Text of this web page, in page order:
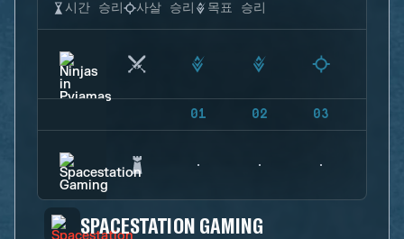
시간 승리 사살 승리 목표 승리
01 02 03
SPACESTATION GAMING